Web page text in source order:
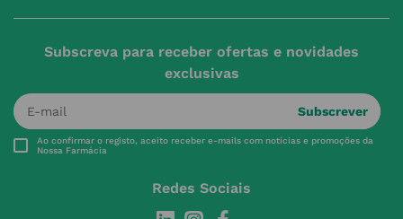
Subscreva para receber ofertas e novidades
exclusivas
Subscrever
Ao confirmar o registo, aceito receber e-mails com notícias e promoções da
Nossa Farmácia
Redes Sociais